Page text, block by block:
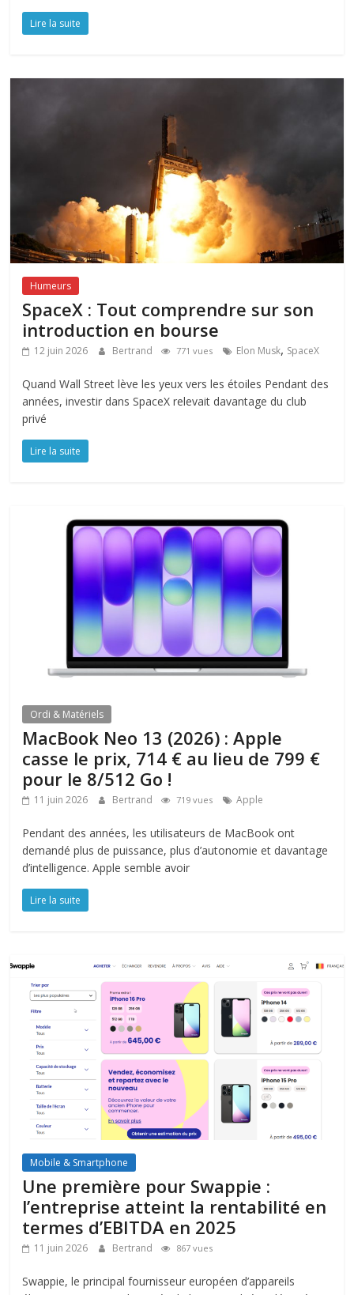
Lire la suite
Humeurs
SpaceX : Tout comprendre sur son
introduction en bourse
12 juin 2026 Bertrand 771 vues Elon Musk, SpaceX
Quand Wall Street lève les yeux vers les étoiles Pendant des
années, investir dans SpaceX relevait davantage du club
privé
Lire la suite
Ordi & Matériels
MacBook Neo 13 (2026) : Apple
casse le prix, 714 € au lieu de 799 €
pour le 8/512 Go !
11 juin 2026 Bertrand 719 vues Apple
Pendant des années, les utilisateurs de MacBook ont
demandé plus de puissance, plus d’autonomie et davantage
d’intelligence. Apple semble avoir
Lire la suite
Mobile & Smartphone
Une première pour Swappie :
l’entreprise atteint la rentabilité en
termes d’EBITDA en 2025
11 juin 2026 Bertrand 867 vues
Swappie, le principal fournisseur européen d’appareils